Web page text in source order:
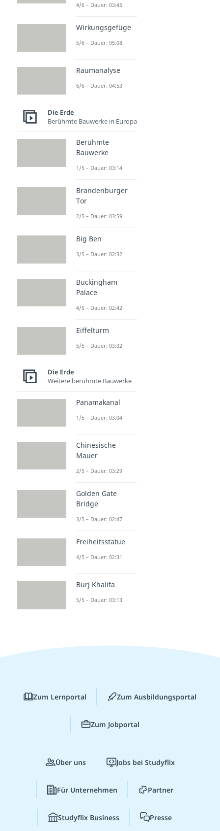
4/6 – Dauer: 03:45
Wirkungsgefüge
5/6 – Dauer: 05:08
Raumanalyse
6/6 – Dauer: 04:53
Die Erde
Berühmte Bauwerke in Europa
Berühmte
Bauwerke
1/5 – Dauer: 03:14
Brandenburger
Tor
2/5 – Dauer: 03:59
Big Ben
3/5 – Dauer: 02:32
Buckingham
Palace
4/5 – Dauer: 02:42
Eiffelturm
5/5 – Dauer: 03:02
Die Erde
Weitere berühmte Bauwerke
Panamakanal
1/5 – Dauer: 03:04
Chinesische
Mauer
2/5 – Dauer: 03:29
Golden Gate
Bridge
3/5 – Dauer: 02:47
Freiheitsstatue
4/5 – Dauer: 02:31
Burj Khalifa
5/5 – Dauer: 03:13
Zum Lernportal Zum Ausbildungsportal
Zum Jobportal
Über uns Jobs bei Studyflix
Für Unternehmen Partner
Studyflix Business Presse